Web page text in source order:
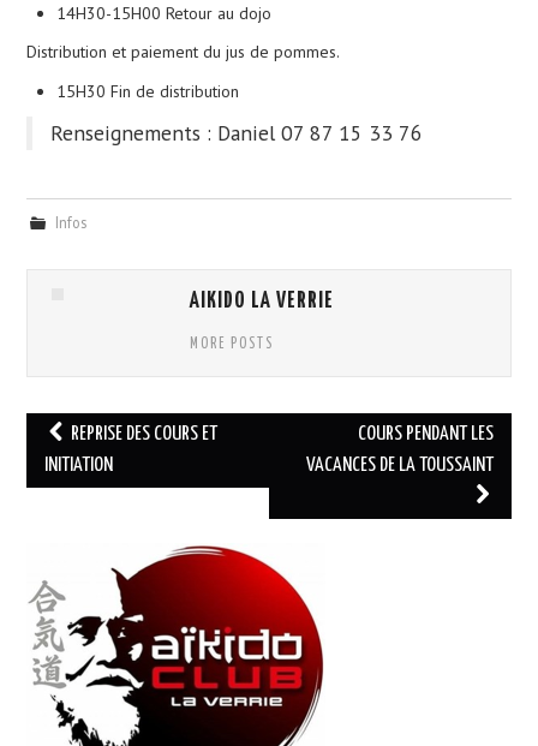
14H30-15H00 Retour au dojo
Distribution et paiement du jus de pommes.
15H30 Fin de distribution
Renseignements : Daniel 07 87 15 33 76
Infos
AIKIDO LA VERRIE
MORE POSTS
Navigation
des
REPRISE DES COURS ET
INITIATION
COURS PENDANT LES
VACANCES DE LA TOUSSAINT